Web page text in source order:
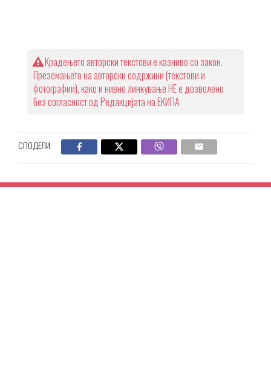
Крадењето авторски текстови е казниво со закон.
Преземањето на авторски содржини (текстови и
фотографии), како и нивно линкување НЕ е дозволено
без согласност од Редакцијата на ЕКИПА
СПОДЕЛИ: